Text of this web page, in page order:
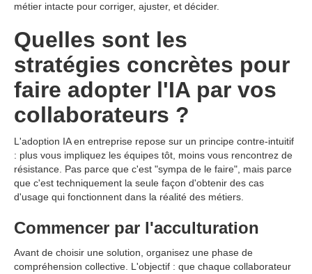
métier intacte pour corriger, ajuster, et décider.
Quelles sont les
stratégies concrètes pour
faire adopter l'IA par vos
collaborateurs ?
L'adoption IA en entreprise repose sur un principe contre-intuitif
: plus vous impliquez les équipes tôt, moins vous rencontrez de
résistance. Pas parce que c'est "sympa de le faire", mais parce
que c'est techniquement la seule façon d'obtenir des cas
d'usage qui fonctionnent dans la réalité des métiers.
Commencer par l'acculturation
Avant de choisir une solution, organisez une phase de
compréhension collective. L'objectif : que chaque collaborateur